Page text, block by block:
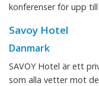
konferenser för upp
Savoy Hotel
Danmark
SAVOY Hotel är ett
som alla vetter mot